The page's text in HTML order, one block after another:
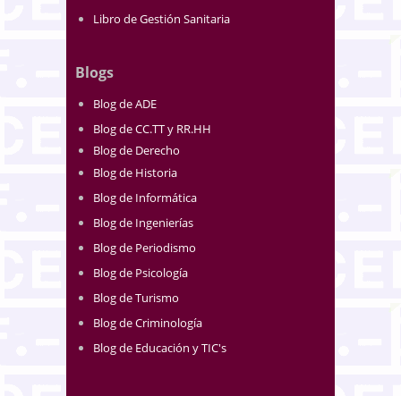
Libro de Gestión Sanitaria
Blogs
Blog de ADE
Blog de CC.TT y RR.HH
Blog de Derecho
Blog de Historia
Blog de Informática
Blog de Ingenierías
Blog de Periodismo
Blog de Psicología
Blog de Turismo
Blog de Criminología
Blog de Educación y TIC's